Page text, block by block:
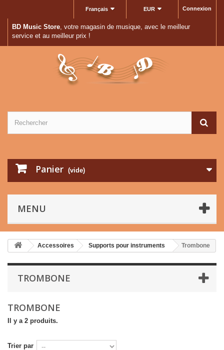
Connexion
EUR
Français
BD Music Store, votre magasin de musique, avec le meilleur
service et au meilleur prix !
Panier (vide)
MENU
Accessoires Supports pour instruments Trombone
TROMBONE
TROMBONE
Il y a 2 produits.
Trier par